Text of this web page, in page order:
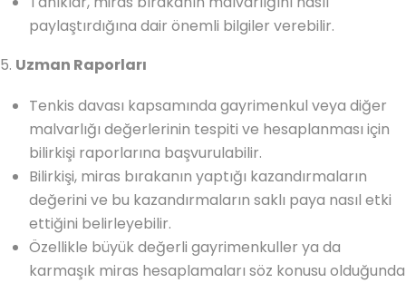
paylaştırdığına dair önemli bilgiler verebilir.
5. Uzman Raporları
Tenkis davası kapsamında gayrimenkul veya diğer
malvarlığı değerlerinin tespiti ve hesaplanması için
bilirkişi raporlarına başvurulabilir.
Bilirkişi, miras bırakanın yaptığı kazandırmaların
değerini ve bu kazandırmaların saklı paya nasıl etki
ettiğini belirleyebilir.
Özellikle büyük değerli gayrimenkuller ya da
karmaşık miras hesaplamaları söz konusu olduğunda